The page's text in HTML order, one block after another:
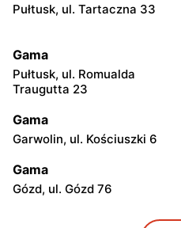
Pułtusk, ul. Tartaczna 33
Gama
Pułtusk, ul. Romualda
Traugutta 23
Gama
Garwolin, ul. Kościuszki 6
Gama
Gózd, ul. Gózd 76